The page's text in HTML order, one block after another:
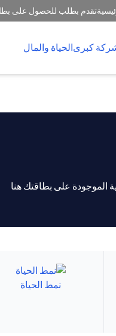
تقدم بطلب للحصول على
كبرىالحياة والمال
على بطاقتك هنا
نمط الحياة